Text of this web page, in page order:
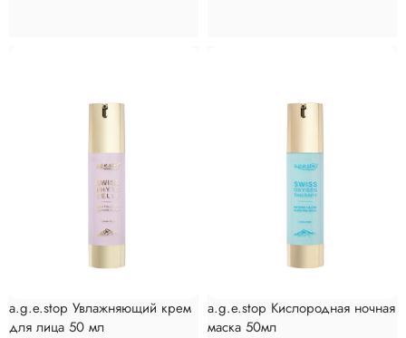
a.g.e.stop Увлажняющий крем
для лица 50 мл
a.g.e.stop Кислородная ночная
маска 50мл